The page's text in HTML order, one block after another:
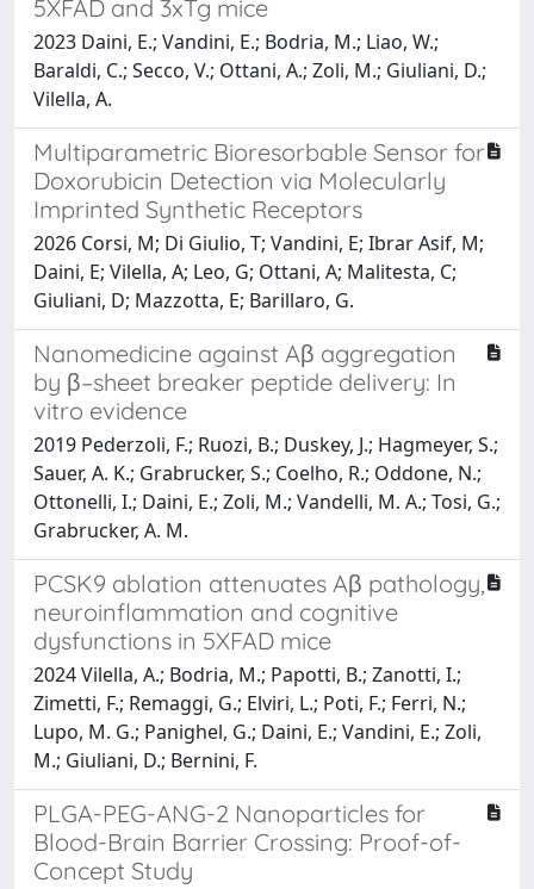
5XFAD and 3xTg mice
2023 Daini, E.; Vandini, E.; Bodria, M.; Liao, W.;
Baraldi, C.; Secco, V.; Ottani, A.; Zoli, M.; Giuliani, D.;
Vilella, A.
Multiparametric Bioresorbable Sensor for
Doxorubicin Detection via Molecularly
Imprinted Synthetic Receptors
2026 Corsi, M; Di Giulio, T; Vandini, E; Ibrar Asif, M;
Daini, E; Vilella, A; Leo, G; Ottani, A; Malitesta, C;
Giuliani, D; Mazzotta, E; Barillaro, G.
Nanomedicine against Aβ aggregation
by β–sheet breaker peptide delivery: In
vitro evidence
2019 Pederzoli, F.; Ruozi, B.; Duskey, J.; Hagmeyer, S.;
Sauer, A. K.; Grabrucker, S.; Coelho, R.; Oddone, N.;
Ottonelli, I.; Daini, E.; Zoli, M.; Vandelli, M. A.; Tosi, G.;
Grabrucker, A. M.
PCSK9 ablation attenuates Aβ pathology,
neuroinflammation and cognitive
dysfunctions in 5XFAD mice
2024 Vilella, A.; Bodria, M.; Papotti, B.; Zanotti, I.;
Zimetti, F.; Remaggi, G.; Elviri, L.; Poti, F.; Ferri, N.;
Lupo, M. G.; Panighel, G.; Daini, E.; Vandini, E.; Zoli,
M.; Giuliani, D.; Bernini, F.
PLGA-PEG-ANG-2 Nanoparticles for
Blood-Brain Barrier Crossing: Proof-of-
Concept Study